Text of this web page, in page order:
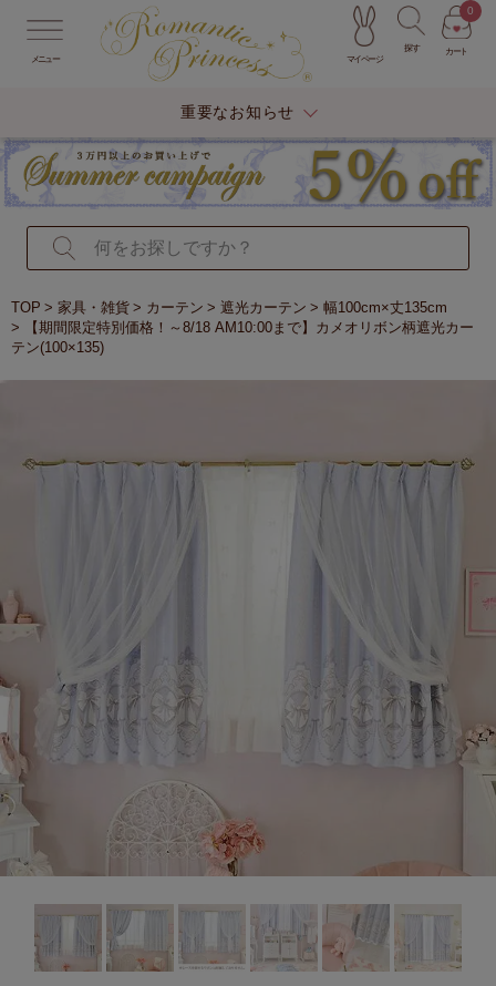
メニュー マイページ
探す カート
0
重要なお知らせ
TOP 家具・雑貨 カーテン 遮光カーテン
幅100cm×丈135cm
【期間限定特別価格！～8/18 AM10:00まで】カメオリボン柄遮光カー
テン(100×135)